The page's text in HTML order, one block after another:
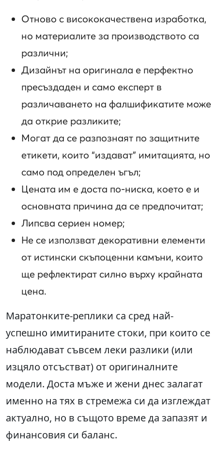
Отново с висококачествена изработка,
но материалите за производството са
различни;
Дизайнът на оригинала е перфектно
пресъздаден и само експерт в
различаването на фалшификатите може
да открие разликите;
Могат да се разпознаят по защитните
етикети, които “издават” имитацията, но
само под определен ъгъл;
Цената им е доста по-ниска, което е и
основната причина да се предпочитат;
Липсва сериен номер;
Не се използват декоративни елементи
от истински скъпоценни камъни, които
ще рефлектират силно върху крайната
цена.
Маратонките-реплики са сред най-
успешно имитираните стоки, при които се
наблюдават съвсем леки разлики (или
изцяло отсъстват) от оригиналните
модели. Доста мъже и жени днес залагат
именно на тях в стремежа си да изглеждат
актуално, но в същото време да запазят и
финансовия си баланс.